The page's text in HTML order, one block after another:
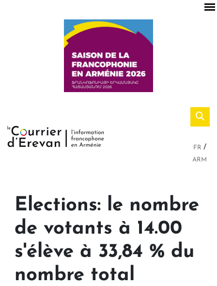
FR
ARM
Elections: le nombre
de votants à 14.00
s'élève à 33,84 % du
nombre total